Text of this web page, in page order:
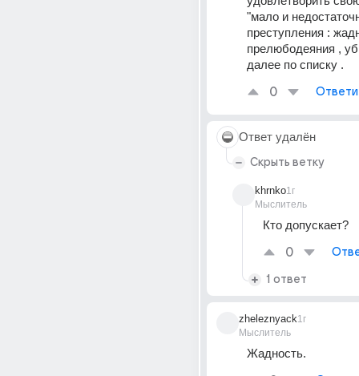
"мало и
преступления :
прелюбодеяния ,
далее по списку .
0
Ответ удалён
Скрыть ветку
khrnko
Мыслитель
1г
Кто допускает?
0
1 ответ
zheleznyack
Мыслитель
1г
Жадность.